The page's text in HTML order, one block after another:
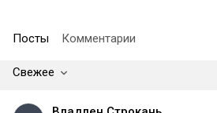
Посты Комментарии
Свежее